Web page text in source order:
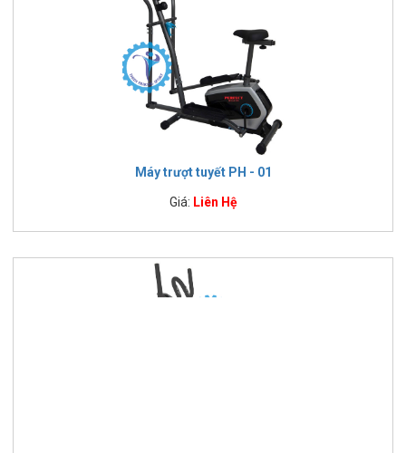
Máy trượt tuyết PH - 01
Giá: Liên Hệ